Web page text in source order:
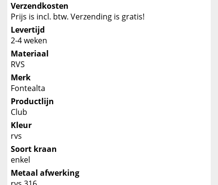
Verzendkosten
Prijs is incl. btw. Verzending is gratis!
Levertijd
2-4 weken
Materiaal
RVS
Merk
Fontealta
Productlijn
Club
Kleur
rvs
Soort kraan
enkel
Metaal afwerking